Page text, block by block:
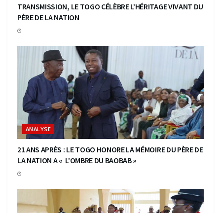
TRANSMISSION, LE TOGO CÉLÈBRE L’HÉRITAGE VIVANT DU
PÈRE DE LA NATION
ANALYSE
21 ANS APRÈS : LE TOGO HONORE LA MÉMOIRE DU PÈRE DE
LA NATION A « L’OMBRE DU BAOBAB »